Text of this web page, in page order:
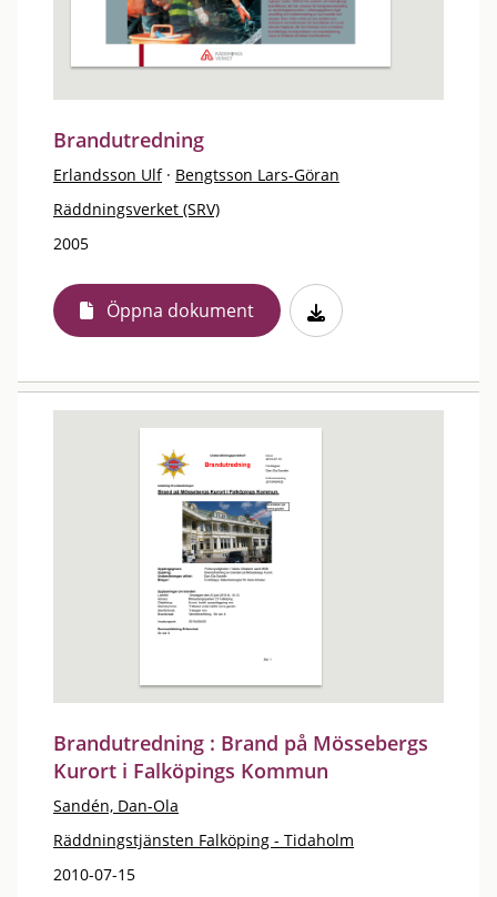
Brandutredning
Erlandsson Ulf · Bengtsson Lars-Göran
Räddningsverket (SRV)
2005
Öppna dokument
Brandutredning : Brand på Mössebergs
Kurort i Falköpings Kommun
Sandén, Dan-Ola
Räddningstjänsten Falköping - Tidaholm
2010-07-15